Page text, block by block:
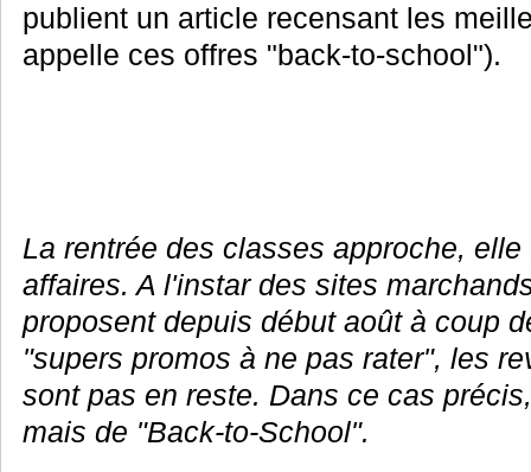
publient un article recensant les
appelle ces offres "back-to-school").
La rentrée des classes approche,
affaires. A l'instar des sites
proposent depuis début août à coup
"supers promos à ne pas rater", les
sont pas en reste. Dans ce cas
mais de "Back-to-School".